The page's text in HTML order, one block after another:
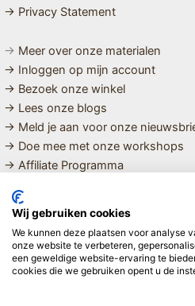
→ Privacy Statement
→ Meer over onze materialen
→ Inloggen op mijn account
→ Bezoek onze winkel
→ Lees onze blogs
→ Meld je aan voor onze
→ Doe mee met onze workshops
→ Affiliate Programma
MET LIEFDE SAMENGESTELDE
BIOLOGISCHE EN DUURZAME
GEZIN
Wij gebruiken cookies
We kunnen deze plaatsen voor analyse
onze website te verbeteren,
een geweldige website-ervaring te
cookies die we gebruiken opent u de